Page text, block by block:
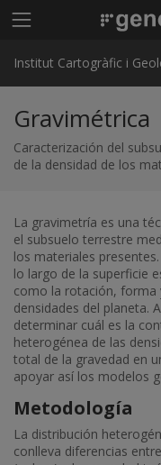
Menú principal
Institut Cartogràfic i
Gravimétrica
Caracterización del
de la densidad de los
La gravimetría es una
el subsuelo terrestre
los materiales
lo largo de la superficie
como la rotación, forma
densidades del planeta.
determinar cuál es la
heterogénea de las
total de la gravedad en
apoyar así los modelos
Metodología
La distribución
conlleva diferencias